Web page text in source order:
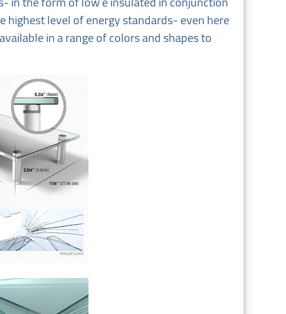
level of energy standards- even here
in a range of colors and shapes to